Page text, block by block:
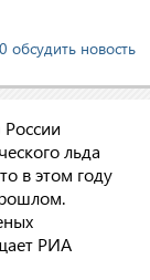
0 обсудить новость
льда
в этом году
РИА